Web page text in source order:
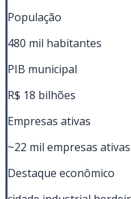
População
480 mil habitantes
PIB municipal
R$ 18 bilhões
Empresas ativas
~22 mil empresas ativas
Destaque econômico